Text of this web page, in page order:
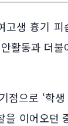
고생 흉기
활동과 더
점으로 ‘학
이어오던